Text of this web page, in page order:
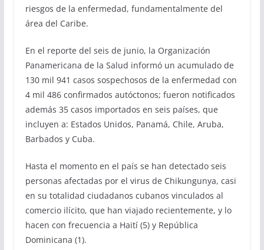
riesgos de la enfermedad, fundamentalmente del
área del Caribe.
En el reporte del seis de junio, la Organización
Panamericana de la Salud informó un acumulado de
130 mil 941 casos sospechosos de la enfermedad con
4 mil 486 confirmados autóctonos; fueron notificados
además 35 casos importados en seis países, que
incluyen a: Estados Unidos, Panamá, Chile, Aruba,
Barbados y Cuba.
Hasta el momento en el país se han detectado seis
personas afectadas por el virus de Chikungunya, casi
en su totalidad ciudadanos cubanos vinculados al
comercio ilícito, que han viajado recientemente, y lo
hacen con frecuencia a Haití (5) y República
Dominicana (1).